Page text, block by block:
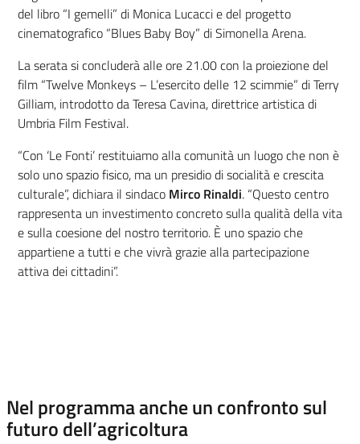
del libro “I gemelli” di Monica Lucacci e del progetto
cinematografico “Blues Baby Boy” di Simonella Arena.
La serata si concluderà alle ore 21.00 con la proiezione del
film “Twelve Monkeys – L’esercito delle 12 scimmie” di Terry
Gilliam, introdotto da Teresa Cavina, direttrice artistica di
Umbria Film Festival.
“Con ‘Le Fonti’ restituiamo alla comunità un luogo che non è
solo uno spazio fisico, ma un presidio di socialità e crescita
culturale”, dichiara il sindaco Mirco Rinaldi. “Questo centro
rappresenta un investimento concreto sulla qualità della vita
e sulla coesione del nostro territorio. È uno spazio che
appartiene a tutti e che vivrà grazie alla partecipazione
attiva dei cittadini”.
Nel programma anche un confronto sul
futuro dell’agricoltura